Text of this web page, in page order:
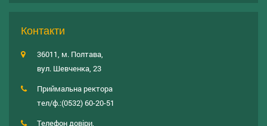
Контакти
36011, м. Полтава,
вул. Шевченка, 23
Приймальна ректора
тел/ф.:(0532) 60-20-51
Телефон довіри,